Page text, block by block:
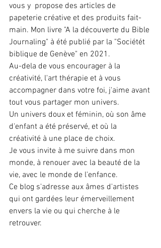
vous y  propose des articles de
papeterie créative et des produits fait-
main. Mon livre "A la découverte du Bible
Journaling" à été publié par la "Sociétét
biblique de Genève" en 2021.
Au-dela de vous encourager à la
créativité, l'art thérapie et à vous
accompagner dans votre foi, j'aime avant
tout vous partager mon univers.
Un univers doux et féminin, où son âme
d'enfant a été préservé, et où la
créativité à une place de choix.
Je vous invite à me suivre dans mon
monde, à renouer avec la beauté de la
vie, avec le monde de l'enfance.
Ce blog s'adresse aux âmes d'artistes
qui ont gardées leur émerveillement
envers la vie ou qui cherche à le
retrouver.